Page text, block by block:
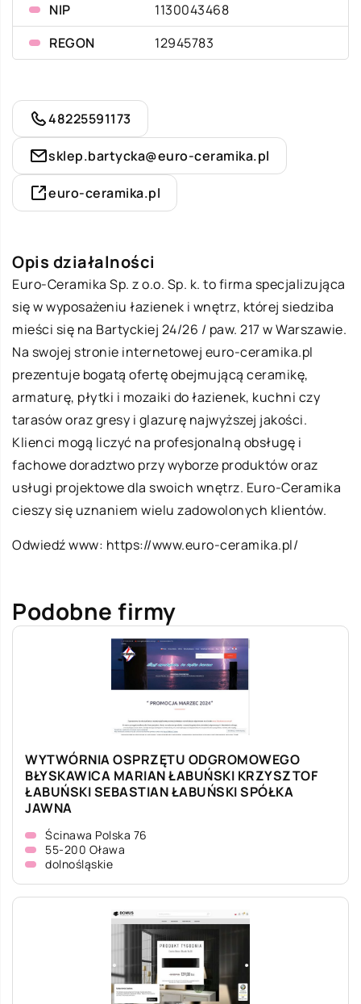
NIP
1130043468
REGON
12945783
48225591173
sklep.bartycka@euro-ceramika.pl
euro-ceramika.pl
Opis działalności
Euro-Ceramika Sp. z o.o. Sp. k. to firma specjalizująca
się w wyposażeniu łazienek i wnętrz, której siedziba
mieści się na Bartyckiej 24/26 / paw. 217 w Warszawie.
Na swojej stronie internetowej euro-ceramika.pl
prezentuje bogatą ofertę obejmującą ceramikę,
armaturę, płytki i mozaiki do łazienek, kuchni czy
tarasów oraz gresy i glazurę najwyższej jakości.
Klienci mogą liczyć na profesjonalną obsługę i
fachowe doradztwo przy wyborze produktów oraz
usługi projektowe dla swoich wnętrz. Euro-Ceramika
cieszy się uznaniem wielu zadowolonych klientów.
Odwiedź www: https://www.euro-ceramika.pl/
Podobne firmy
WYTWÓRNIA OSPRZĘTU ODGROMOWEGO
BŁYSKAWICA MARIAN ŁABUŃSKI KRZYSZTOF
ŁABUŃSKI SEBASTIAN ŁABUŃSKI SPÓŁKA
JAWNA
Ścinawa Polska 76
55-200 Oława
dolnośląskie